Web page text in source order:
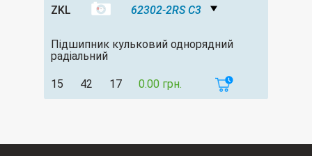
ZKL 62302-2RS C3
Підшипник кульковий однорядний
радіальний
15 42 17 0.00 грн.